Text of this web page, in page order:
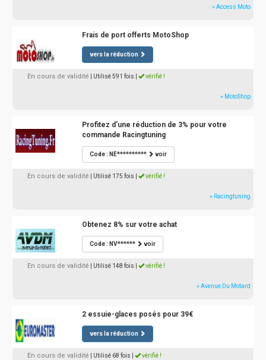
» Access Moto
Frais de port offerts MotoShop
vers la réduction
En cours de validité | Utilisé 591 fois vérifié !
» MotoShop
Profitez d'une réduction de 3% pour votre
commande Racingtuning
Code : NE********** voir
En cours de validité | Utilisé 175 fois vérifié !
» Racingtuning
Obtenez 8% sur votre achat
Code : NV****** voir
En cours de validité | Utilisé 148 fois vérifié !
» Avenue Du Motard
2 essuie-glaces posés pour 39€
vers la réduction
En cours de validité | Utilisé 68 fois vérifié !